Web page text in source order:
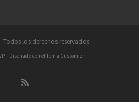
Todos los derechos reservados
– Diseñado con elTema Customizr